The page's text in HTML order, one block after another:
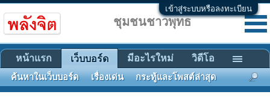
เข้าสู่ระบบหรือลงทะเบียน
ชุมชนชาวพุทธ
หน้าแรก เว็บบอร์ด
ค้นหาในเว็บบอร์ด เรื่องเด่น กระทู้และโพสต์ล่าสุด
มีอะไรใหม่ วิดีโอ